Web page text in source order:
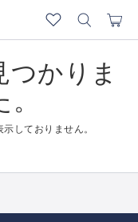
つかりま
しておりません。